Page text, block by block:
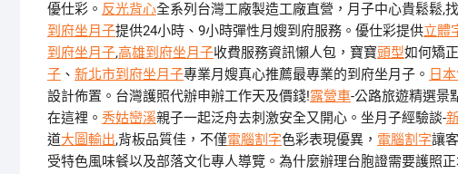
優仕彩。 反光背心全系列台灣工廠製造工廠直營，月子中心貴鬆鬆,
到府坐月子提供24小時、9小時彈性月嫂到府服務。優仕彩提供立體
到府坐月子,高雄到府坐月子收費服務資訊懶人包，寶寶頭型如何矯
子 、 新北市到府坐月子專業月嫂真心推薦最專業的到府坐月子。 日
設計佈置。台灣護照代辦申辦工作天及價錢!露營車-公路旅遊精選景
在這裡。 秀姑巒溪親子一起泛舟去​刺激安全又開心。坐月子經驗談-
道大圖輸出,背板品質佳，不僅電腦割字色彩表現優異， 電腦割字讓
受特色風味餐以及部落文化專人導覽。為什麼辦理台胞證需要護照正